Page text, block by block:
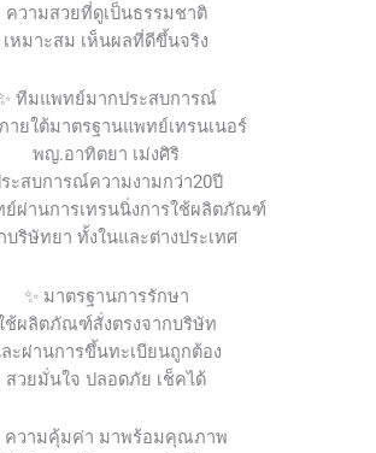
ความสวยที่ดูเป็นธรรมชาติ
เหมาะสม เห็นผลที่ดีขึ้นจริง
ทีมแพทย์มากประสบการณ์
ายใต้มาตรฐานแพทย์เทรนเนอร์
พญ.อาทิตยา เม่งศิริ
ะสบการณ์ความงามกว่า20ปี
ผ่านการเทรนนิ่งการใช้ผลิตภัณฑ์
บริษัทยา ทั้งในและต่างประเทศ
✨ มาตรฐานการรักษา
ช้ผลิตภัณฑ์สั่งตรงจากบริษัท
ะผ่านการขึ้นทะเบียนถูกต้อง
สวยมั่นใจ ปลอดภัย เช็คได้
ความคุ้มค่า มาพร้อมคุณภาพ